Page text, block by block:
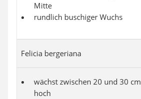
Mitte
rundlich buschiger Wuchs
Felicia bergeriana
wächst zwischen 20 und 30 cm
hoch